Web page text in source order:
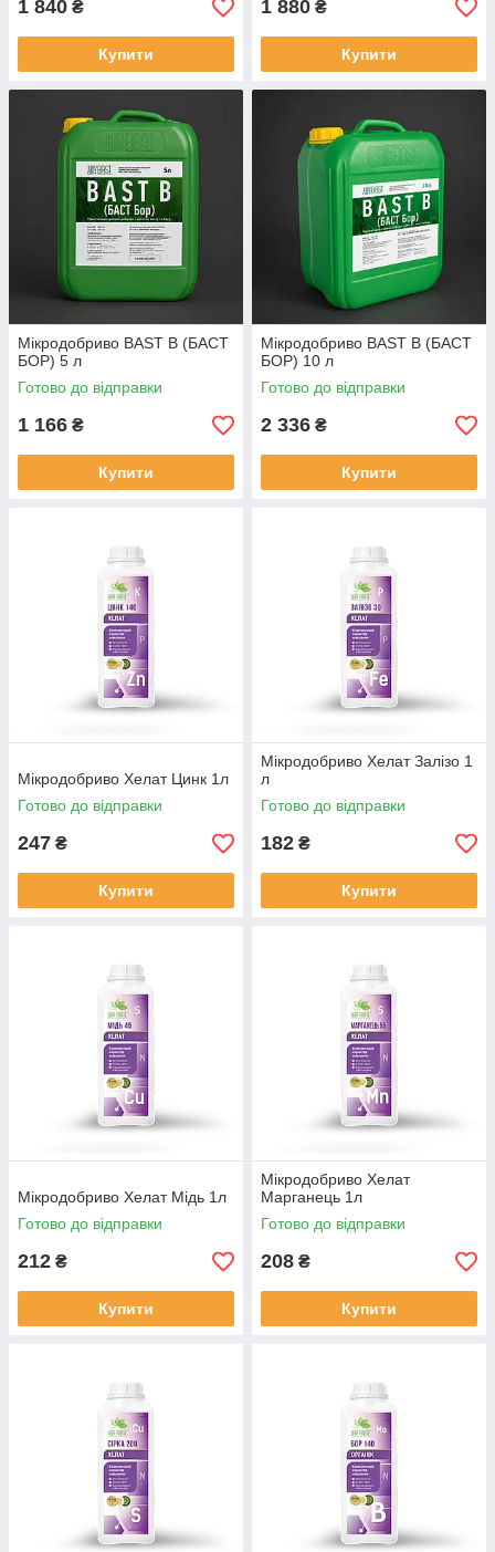
1 840 ₴
Купити
1 880 ₴
Купити
Мікродобриво BAST B (БАСТ
БОР) 5 л
Готово до відправки
1 166 ₴
Купити
Мікродобриво BAST B (БАСТ
БОР) 10 л
Готово до відправки
2 336 ₴
Купити
Мiкродобриво Хелат Цинк 1л
Готово до відправки
247 ₴
Купити
Мiкродобриво Хелат Залізо 1
л
Готово до відправки
182 ₴
Купити
Мiкродобриво Хелат Мідь 1л
Готово до відправки
212 ₴
Купити
Мiкродобриво Хелат
Марганець 1л
Готово до відправки
208 ₴
Купити